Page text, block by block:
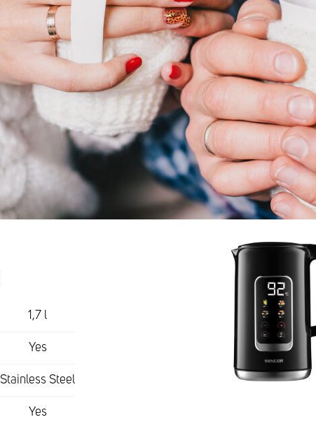
1,7 l
Yes
Stainless Steel
Yes